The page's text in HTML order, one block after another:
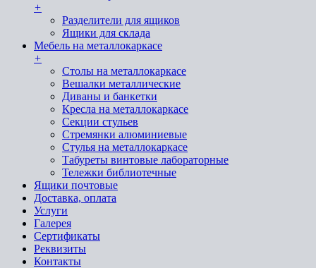
+
Разделители для ящиков
Ящики для склада
Мебель на металлокаркасе
+
Cтолы на металлокаркасе
Вешалки металлические
Диваны и банкетки
Кресла на металлокаркасе
Секции стульев
Стремянки алюминиевые
Стулья на металлокаркасе
Табуреты винтовые лабораторные
Тележки библиотечные
Ящики почтовые
Доставка, оплата
Услуги
Галерея
Сертификаты
Реквизиты
Контакты